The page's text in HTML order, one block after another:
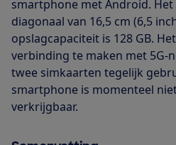
smartphone met Android.
diagonaal van 16,5 cm (6,5
opslagcapaciteit is 128 GB.
verbinding te maken met 5G-
twee simkaarten tegelijk
smartphone is momenteel
verkrijgbaar.